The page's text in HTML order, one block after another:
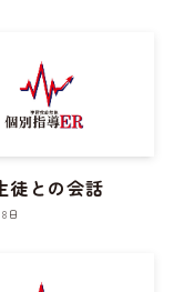
徒との会話
日